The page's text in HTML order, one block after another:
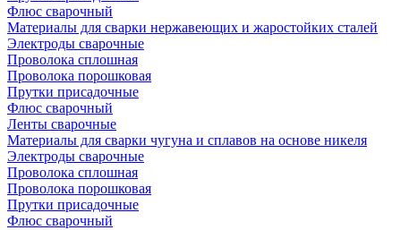
Флюс сварочный
Материалы для сварки нержавеющих и жаростойких сталей
Электроды сварочные
Проволока сплошная
Проволока порошковая
Прутки присадочные
Флюс сварочный
Ленты сварочные
Материалы для сварки чугуна и сплавов на основе никеля
Электроды сварочные
Проволока сплошная
Проволока порошковая
Прутки присадочные
Флюс сварочный